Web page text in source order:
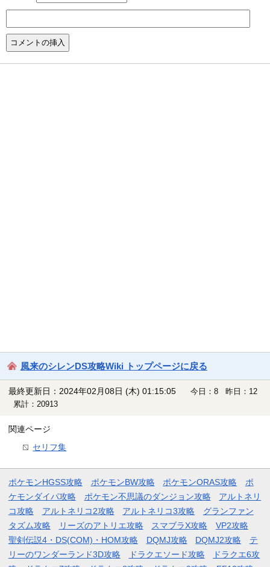
風来のシレンDS攻略Wiki トップページに戻る
最終更新日：2024年02月08日 (木) 01:15:05
今日：8 昨日：12
累計：20913
関連ページ
セリフ集
ポケモンHGSS攻略 ポケモンBW攻略 ポケモンORAS攻略
ポ
ケモンダイパ攻略
ポケモン不思議のダンジョン攻略
アルトネリ
コ攻略
アルトネリコ2攻略 アルトネリコ3攻略
グランファン
タズム攻略
リーズのアトリエ攻略 スマブラX攻略
VP2攻略
聖剣伝説4・DS(COM)・HOM攻略
DQMJ攻略 DQMJ2攻略
テ
リーのワンダーランド3D攻略
ドラクエソード攻略
ドラクエ6攻